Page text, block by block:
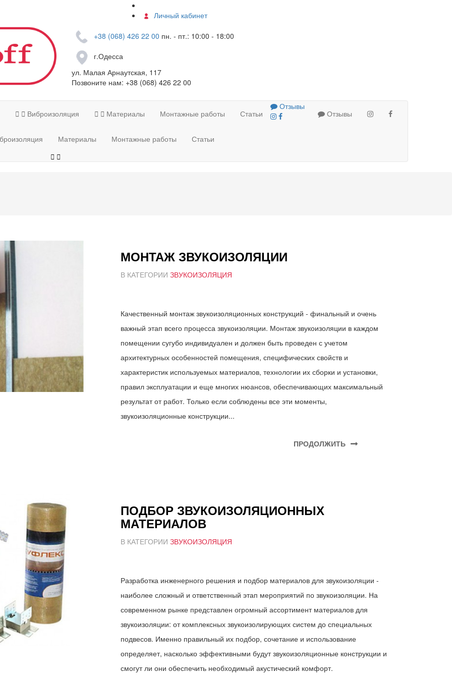
Личный кабинет
+38 (068) 426 22 00 пн. - пт.: 10:00 - 18:00
г.Одесса
ул. Малая Арнаутская, 117
Позвоните нам: +38 (068) 426 22 00
  Виброизоляция   Материалы Монтажные работы Статьи Отзывы
Материалы
 
Монтажные работы Статьи
Отзывы
МОНТАЖ ЗВУКОИЗОЛЯЦИИ
В КАТЕГОРИИ ЗВУКОИЗОЛЯЦИЯ
Качественный монтаж звукоизоляционных конструкций - финальный и очень
важный этап всего процесса звукоизоляции. Монтаж звукоизоляции в каждом
помещении сугубо индивидуален и должен быть проведен с учетом
архитектурных особенностей помещения, специфических свойств и
характеристик используемых материалов, технологии их сборки и установки,
правил эксплуатации и еще многих нюансов, обеспечивающих максимальный
результат от работ. Только если соблюдены все эти моменты,
звукоизоляционные конструкции...
ПРОДОЛЖИТЬ
ПОДБОР ЗВУКОИЗОЛЯЦИОННЫХ
МАТЕРИАЛОВ
В КАТЕГОРИИ ЗВУКОИЗОЛЯЦИЯ
Разработка инженерного решения и подбор материалов для звукоизоляции -
наиболее сложный и ответственный этап мероприятий по звукоизоляции. На
современном рынке представлен огромный ассортимент материалов для
звукоизоляции: от комплексных звукоизолирующих систем до специальных
подвесов. Именно правильный их подбор, сочетание и использование
определяет, насколько эффективными будут звукоизоляционные конструкции и
смогут ли они обеспечить необходимый акустический комфорт.